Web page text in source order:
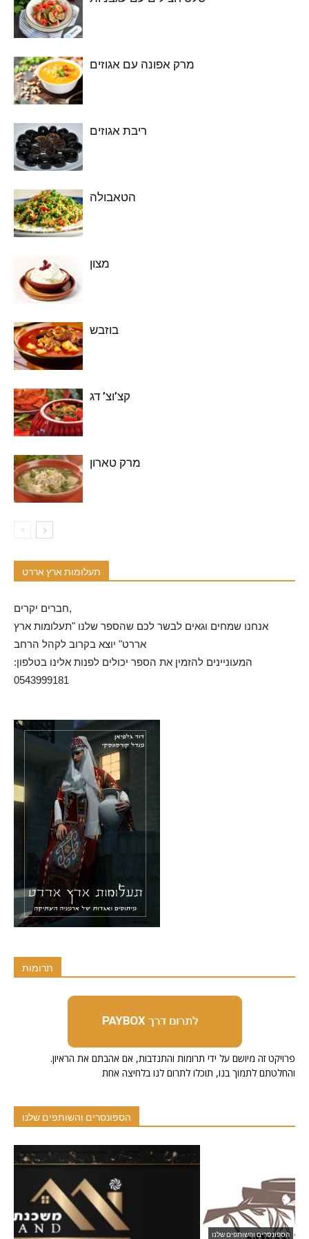
מרק אפונה עם אגוזים
ריבת אגוזים
הטאבולה
מצון
בוזבש
קצ’וצ’ דג
מרק טארון
תעלומות ארץ אררט
חברים יקרים,
אנחנו שמחים וגאים לבשר לכם שהספר שלנו "תעלומות ארץ
אררט" יוצא בקרוב לקהל הרחב
המעוניינים להזמין את הספר יכולים לפנות אלינו בטלפון:
0543999181
תרומות
.פרויקט זה מיושם על ידי תרומות והתנדבות, אם אהבתם את הראיון
והחלטתם לתמוך בנו, תוכלו לתרום לנו בלחיצה אחת
הספונסרים והשותפים שלנו
הספונסרים והשותפים שלנו